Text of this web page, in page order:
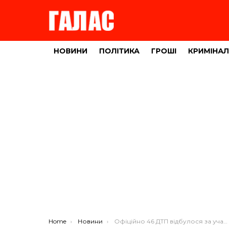
НОВИНИ ПОЛІТИКА ГРОШІ КРИМІНАЛ
You are here:
Home Новини Офіційно 46 ДТП відбулося за участі пішоходів у Тернополі